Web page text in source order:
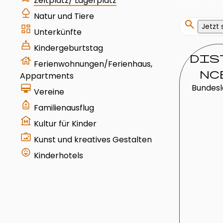
nature Natur und Tiere
dashboard Unterkünfte
cake Kindergeburtstag
house Ferienwohnungen/Ferienhaus,
Appartments
card_membership Vereine
your_trips Familienausflug
museum Kultur für Kinder
wall_art Kunst und kreatives Gestalten
child_care Kinderhotels
search Jetzt